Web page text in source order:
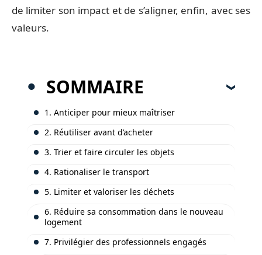
de limiter son impact et de s’aligner, enfin, avec ses
valeurs.
SOMMAIRE
1. Anticiper pour mieux maîtriser
2. Réutiliser avant d’acheter
3. Trier et faire circuler les objets
4. Rationaliser le transport
5. Limiter et valoriser les déchets
6. Réduire sa consommation dans le nouveau
logement
7. Privilégier des professionnels engagés